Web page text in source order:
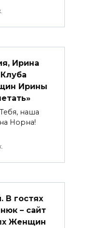
Ирина
Ирины
наша
Норна!
В гостях
– сайт
Женщин